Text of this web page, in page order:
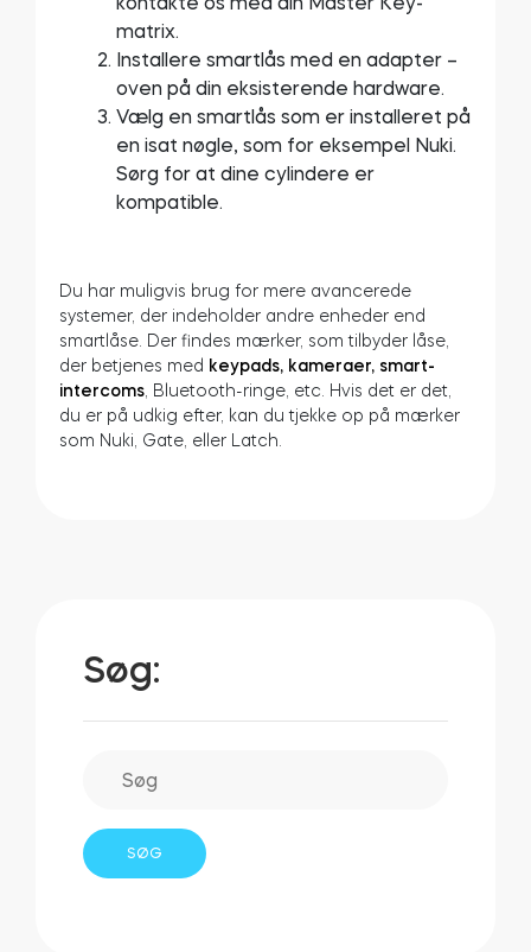
matrix.
Installere smartlås med en adapter –
oven på din eksisterende hardware.
Vælg en smartlås som er installeret på
en isat nøgle, som for eksempel Nuki.
Sørg for at dine cylindere er
kompatible.
Du har muligvis brug for mere avancerede
systemer, der indeholder andre enheder end
smartlåse. Der findes mærker, som tilbyder låse,
der betjenes med keypads, kameraer, smart-
intercoms , Bluetooth-ringe, etc. Hvis det er det,
du er på udkig efter, kan du tjekke op på mærker
som Nuki, Gate, eller Latch.
Søg: